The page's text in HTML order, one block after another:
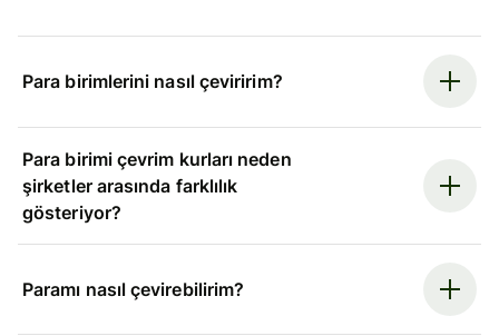
Para birimlerini nasıl çeviririm?
Para birimi çevrim kurları neden
şirketler arasında farklılık
gösteriyor?
Paramı nasıl çevirebilirim?